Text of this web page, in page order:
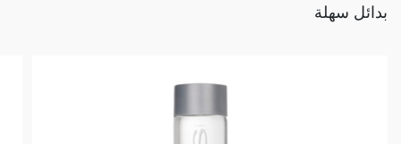
بدائل سهلة